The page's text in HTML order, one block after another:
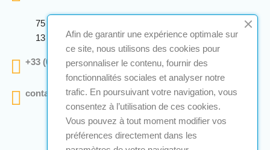
75 Avenue Marcellin Berthelot Anthelios Bâtiment E
13 290 Aix En Provence
+33 (0)4 12 28 00 69
contact@a2s-atex.com
Afin de garantir une expérience optimale sur
ce site, nous utilisons des cookies pour
personnaliser le contenu, fournir des
fonctionnalités sociales et analyser notre
trafic. En poursuivant votre navigation, vous
consentez à l’utilisation de ces cookies.
Vous pouvez à tout moment modifier vos
préférences directement dans les